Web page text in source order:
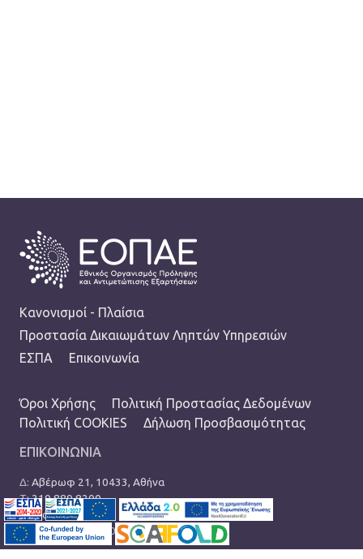
FOOTER
Κανονισμοί - Πλαίσια
Προστασία Δικαιωμάτων Ληπτών Υπηρεσιών
ΕΣΠΑ
Επικοινωνία
TERMS MENU
Όροι Χρήσης
Πολιτική Προστασίας Δεδομένων
Πολιτική COOKIES
Δήλωση Προσβασιμότητας
ΕΠΙΚΟΙΝΩΝΙΑ
Δ: Αβέρωφ 21, 10433, Αθήνα
Τ:210 889 8200
Ε:info@eopae.gr
Ωράριο: 08:00-17:00